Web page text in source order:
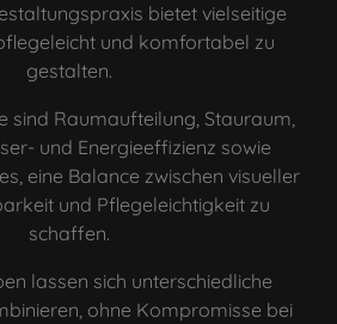
bietet vielseitige
und komfortabel zu
gestalten.
sind Raumaufteilung, Stauraum,
und Energieeffizienz sowie
eine Balance zwischen visueller
und Pflegeleichtigkeit zu
schaffen.
lassen sich unterschiedliche
ohne Kompromisse bei